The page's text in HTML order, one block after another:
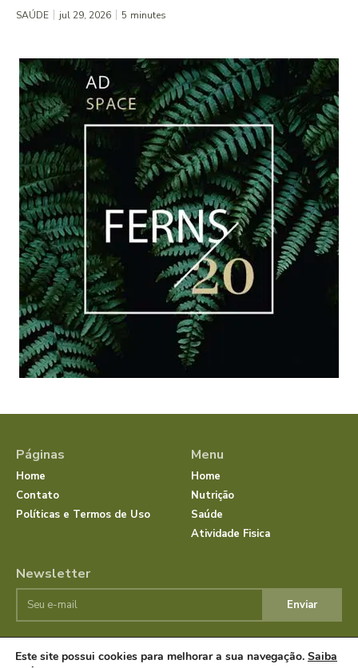
SAÚDE jul 29, 2026 5 minutes
Páginas
Home
Contato
Políticas e Termos de Uso
Menu
Home
Nutrição
Saúde
Atividade Fisica
Newsletter
Enviar
© JornalSaudeBemEstar.Com.Br 2025 Todos os direitos
Este site possui cookies para melhorar a sua navegação. Saiba